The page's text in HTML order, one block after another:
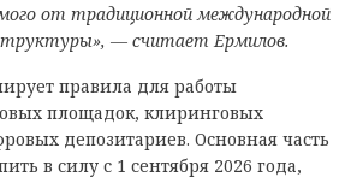
от традиционной международной
— считает Ермилов.
правила для работы
площадок, клиринговых
депозитариев. Основная часть
в силу с 1 сентября 2026 года,